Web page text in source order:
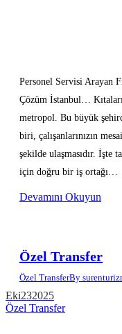
Personel Servisi Arayan
Çözüm İstanbul…
metropol. Bu büyük
biri, çalışanlarınızın
şekilde ulaşmasıdır. İşte
için doğru bir iş ortağı…
Devamını Okuyun
Özel Transfer
Özel TransferBy
Eki232025
Özel Transfer